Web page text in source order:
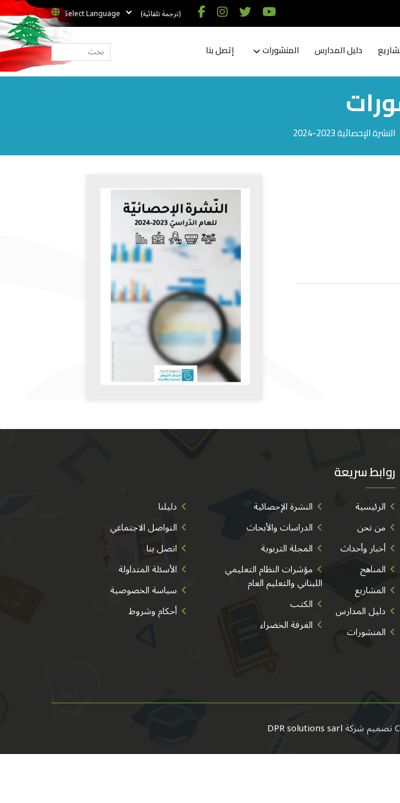
(ترجمة تلقائية)
دليل المدارس المنشورات إتصل بنا
النشرة الإحصائية 2023-2024
روابط سريعة
الرئيسية
من نحن
أخبار وأحداث
المناهج
المشاريع
دليل المدارس
المنشورات
النشرة الإحصائية
الدراسات والأبحاث
المجلة التربوية
مؤشرات النظام التعليمي
اللبناني والتعليم العام
الكتب
الغرفة الخضراء
دليلنا
التواصل الاجتماعي
اتصل بنا
الأسئلة المتداولة
سياسة الخصوصية
أحكام وشروط
تصميم شركةDPR solutions sarl